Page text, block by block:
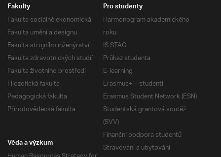
Fakulty
Fakulta sociálně ekonomická
Fakulta umění a designu
Fakulta strojního inženýrství
Fakulta zdravotnických studií
Fakulta životního prostředí
Filozofická fakulta
Pedagogická fakulta
Přírodovědecká fakulta
Pro studenty
Harmonogram akademického
roku
IS STAG
Průkaz studenta
E-learning
Erasmus+ – studenti
Erasmus Student Network (ESN)
Studentská grantová soutěž
(SVV)
Finanční podpora studentů
Stravování a ubytování
Věda a výzkum